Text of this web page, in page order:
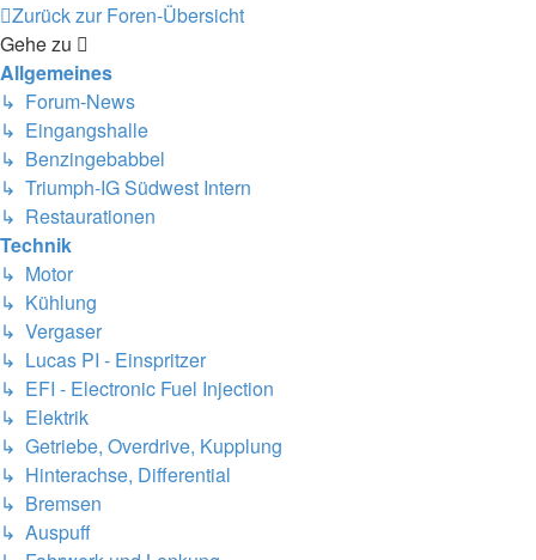
Zurück zur Foren-Übersicht
Gehe zu
Allgemeines
↳ Forum-News
↳ Eingangshalle
↳ Benzingebabbel
↳ Triumph-IG Südwest Intern
↳ Restaurationen
Technik
↳ Motor
↳ Kühlung
↳ Vergaser
↳ Lucas PI - Einspritzer
↳ EFI - Electronic Fuel Injection
↳ Elektrik
↳ Getriebe, Overdrive, Kupplung
↳ Hinterachse, Differential
↳ Bremsen
↳ Auspuff